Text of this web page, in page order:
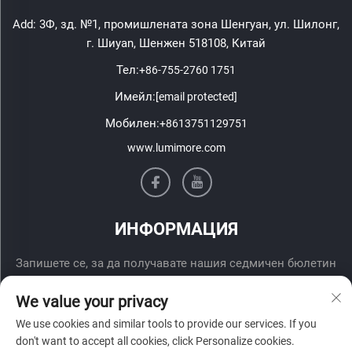
Add: 3Ф, зд. №1, промишлената зона Шенгуан, ул. Шилонг,
г. Шиyan, Шенжен 518108, Китай
Тел:+86-755-2760 1751
Имейл:[email protected]
Мобилен:+8613751129751
www.lumimore.com
ИНФОРМАЦИЯ
Запишете се, за да получавате нашия седмичен бюлетин
We value your privacy
We use cookies and similar tools to provide our services. If you
don't want to accept all cookies, click Personalize cookies.